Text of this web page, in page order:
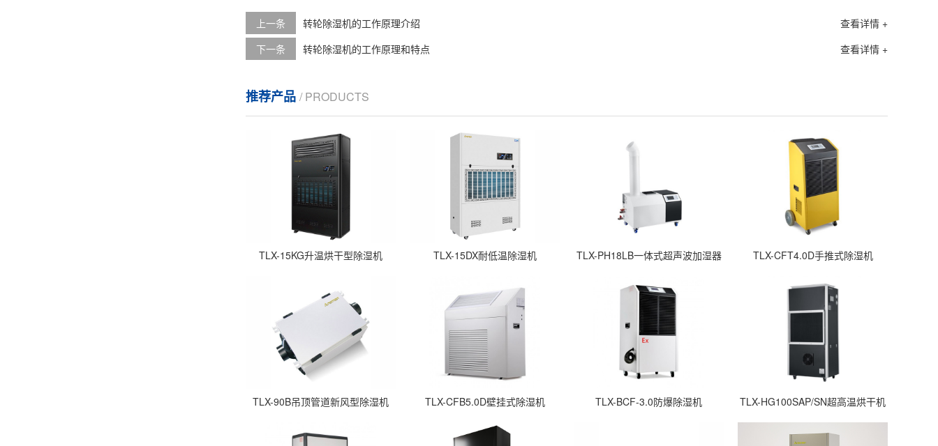
上一条 转轮除湿机的工作原理介绍
查看详情 +
下一条
转轮除湿机的工作原理和特点 查看详情 +
推荐产品 / PRODUCTS
TLX-15KG升温烘干型除湿机 TLX-15DX耐低温除湿机 TLX-PH18LB一体式超声波加湿器 TLX-CFT4.0D手推式除湿机
TLX-90B吊顶管道新风型除湿机 TLX-CFB5.0D壁挂式除湿机 TLX-BCF-3.0防爆除湿机 TLX-HG100SAP/SN超高温烘干机